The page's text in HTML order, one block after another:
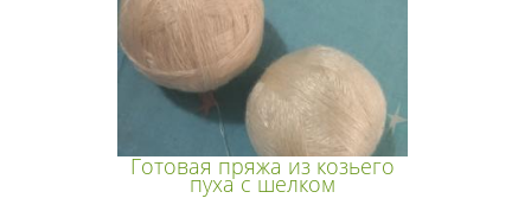
Готовая пряжа из козьего
пуха с шелком